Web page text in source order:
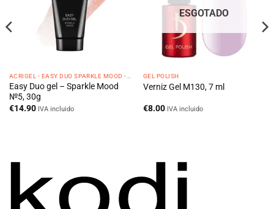
Easy Duo gel – Sparkle Mood
№5, 30g
€14.90 IVA incluido
ESGOTADO
GEL POLISH
Verniz Gel M130, 7 ml
€8.00 IVA incluido